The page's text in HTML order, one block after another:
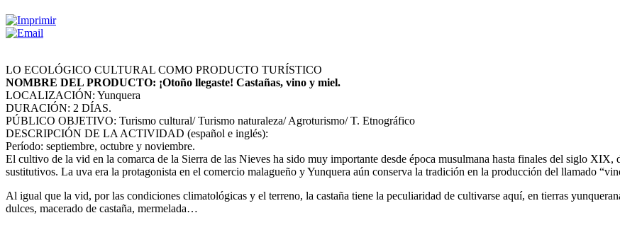
LO ECOLÓGICO CULTURAL COMO PRODUCTO TURÍSTICO
NOMBRE DEL PRODUCTO: ¡Otoño llegaste! Castañas, vino y miel.
LOCALIZACIÓN: Yunquera
DURACIÓN: 2 DÍAS.
PÚBLICO OBJETIVO: Turismo cultural/ Turismo naturaleza/ Agroturismo/ T. Etnográfico
DESCRIPCIÓN DE LA ACTIVIDAD (español e inglés):
Período: septiembre, octubre y noviembre.
El cultivo de la vid en la comarca de la Sierra de las Nieves ha sido muy importante desde época musulmana hasta finales del siglo
sustitutivos. La uva era la protagonista en el comercio malagueño y Yunquera aún conserva la tradición en la producción del llamado
Al igual que la vid, por las condiciones climatológicas y el terreno, la castaña tiene la peculiaridad de cultivarse aquí, en tierras
dulces, macerado de castaña, mermelada…